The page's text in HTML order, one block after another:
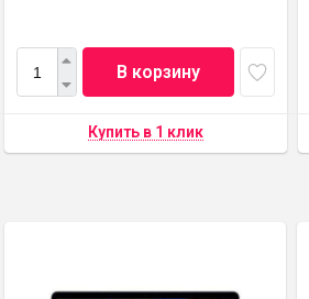
В корзину